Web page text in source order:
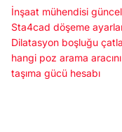
İnşaat mühendisi
Sta4cad döşeme
Dilatasyon boşluğu
hangi poz arama
taşıma gücü hesabı